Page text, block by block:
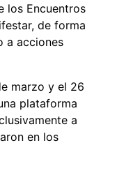
los Encuentros
de forma
a acciones
marzo y el 26
plataforma
a
en los